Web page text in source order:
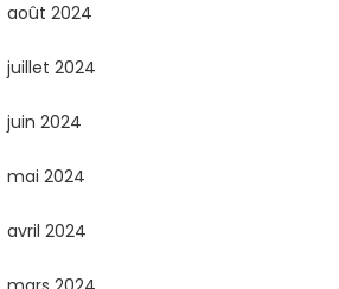
août 2024
juillet 2024
juin 2024
mai 2024
avril 2024